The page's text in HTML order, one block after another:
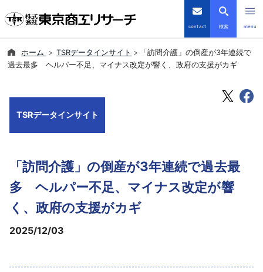
contact 検索 menu
倒産・注目企業情報
会社案内
商品・サービス
ホーム TSRデータインサイト
「訪問介護」の倒産が3年連続で
過去最多 ヘルパー不足、マイナス改定が響く、政府の支援がカギ
TSRデータインサイト
「訪問介護」の倒産が3年連続で過去最
多 ヘルパー不足、マイナス改定が響
く、政府の支援がカギ
2025/12/03